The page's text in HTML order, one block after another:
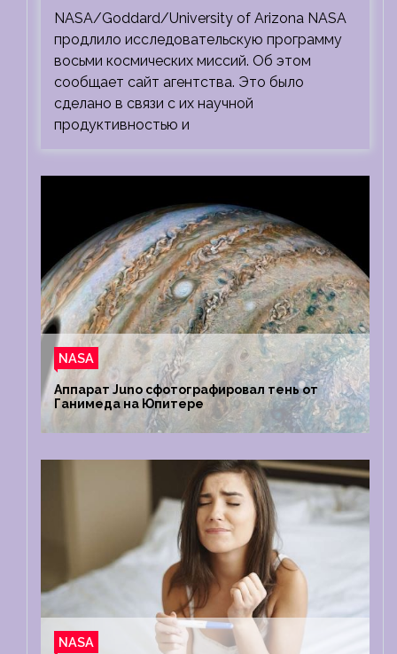
NASA/Goddard/University of Arizona NASA
продлило исследовательскую программу
восьми космических миссий. Об этом
сообщает сайт агентства. Это было
сделано в связи с их научной
продуктивностью и
NASA
Аппарат Juno сфотографировал тень от
Ганимеда на Юпитере
NASA